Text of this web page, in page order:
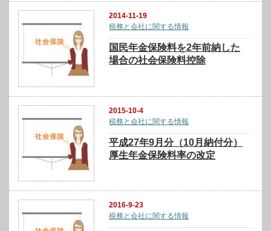
2014-11-19
税務と会社に関する情報
国民年金保険料を2年前納した
場合の社会保険料控除
2015-10-4
税務と会社に関する情報
平成27年9月分（10月納付分）
厚生年金保険料率の改定
2016-9-23
税務と会社に関する情報